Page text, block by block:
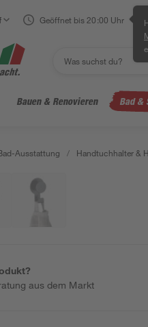
Geöffnet bis 20:00 Uhr
Bauen & Renovieren Bad &
Ausstattung / Handtuchhalter &
aus dem Markt